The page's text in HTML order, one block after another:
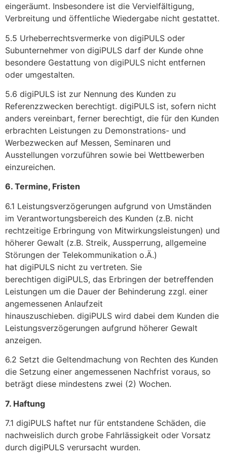
eingeräumt. Insbesondere ist die Vervielfältigung,
Verbreitung und öffentliche Wiedergabe nicht gestattet.
5.5 Urheberrechtsvermerke von digiPULS oder
Subunternehmer von digiPULS darf der Kunde ohne
besondere Gestattung von digiPULS nicht entfernen
oder umgestalten.
5.6 digiPULS ist zur Nennung des Kunden zu
Referenzzwecken berechtigt. digiPULS ist, sofern nicht
anders vereinbart, ferner berechtigt, die für den Kunden
erbrachten Leistungen zu Demonstrations- und
Werbezwecken auf Messen, Seminaren und
Ausstellungen vorzuführen sowie bei Wettbewerben
einzureichen.
6. Termine, Fristen
6.1 Leistungsverzögerungen aufgrund von Umständen
im Verantwortungsbereich des Kunden (z.B. nicht
rechtzeitige Erbringung von Mitwirkungsleistungen) und
höherer Gewalt (z.B. Streik, Aussperrung, allgemeine
Störungen der Telekommunikation o.Ä.)
hat digiPULS nicht zu vertreten. Sie
berechtigen digiPULS, das Erbringen der betreffenden
Leistungen um die Dauer der Behinderung zzgl. einer
angemessenen Anlaufzeit
hinauszuschieben. digiPULS wird dabei dem Kunden die
Leistungsverzögerungen aufgrund höherer Gewalt
anzeigen.
6.2 Setzt die Geltendmachung von Rechten des Kunden
die Setzung einer angemessenen Nachfrist voraus, so
beträgt diese mindestens zwei (2) Wochen.
7. Haftung
7.1 digiPULS haftet nur für entstandene Schäden, die
nachweislich durch grobe Fahrlässigkeit oder Vorsatz
durch digiPULS verursacht wurden.